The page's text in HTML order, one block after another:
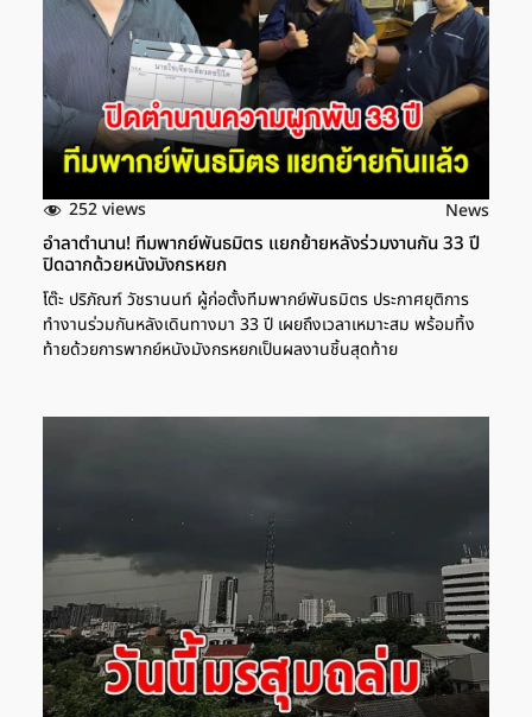
252 views News
อำลาตำนาน! ทีมพากย์พันธมิตร แยกย้ายหลังร่วมงานกัน 33 ปี
ปิดฉากด้วยหนังมังกรหยก
โต๊ะ ปริภัณฑ์ วัชรานนท์ ผู้ก่อตั้งทีมพากย์พันธมิตร ประกาศยุติการ
ทำงานร่วมกันหลังเดินทางมา 33 ปี เผยถึงเวลาเหมาะสม พร้อมทิ้ง
ท้ายด้วยการพากย์หนังมังกรหยกเป็นผลงานชิ้นสุดท้าย